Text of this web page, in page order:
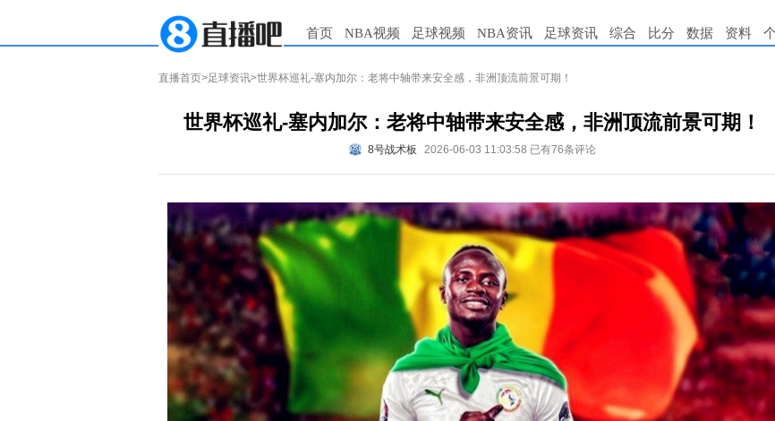
首页 NBA视频 足球视频 NBA资讯 足球资讯 综合 比分 数据 资料
直播首页>足球资讯>世界杯巡礼-塞内加尔：老将中轴带来安全感，非洲顶流前景可期！
世界杯巡礼-塞内加尔：老将中轴带来安全感，非洲顶流前景可期！
8号战术板 2026-06-03 11:03:58 已有76条评论